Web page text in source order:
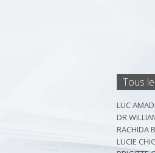
Tous
LUC
DR
RACHIDA
LUCIE